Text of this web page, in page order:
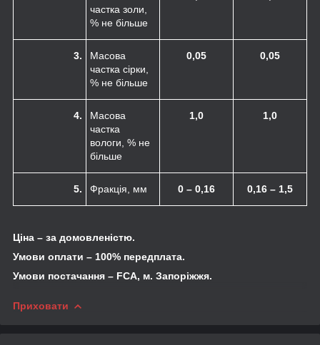
частка золи,
% не більше
3.
Масова
частка сірки,
% не більше
0,05 0,05
4.
Масова
частка
вологи, % не
більше
1,0 1,0
5. Фракція, мм 0 – 0,16 0,16 – 1,5
Ціна – за домовленістю.
Умови оплати – 100% передплата.
Умови постачання – FCA, м. Запоріжжя.
Приховати